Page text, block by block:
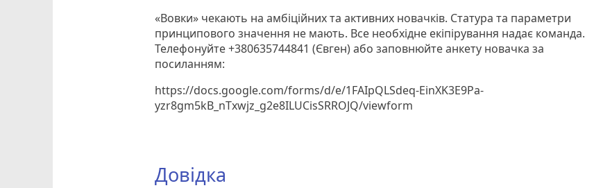
«Вовки» чекають на амбіційних та активних новачків. Статура та параметри
принципового значення не мають. Все необхідне екіпірування надає команда.
Телефонуйте +380635744841 (Євген) або заповнюйте анкету новачка за
посиланням:
https://docs.google.com/forms/d/e/1FAIpQLSdeq-EinXK3E9Pa-
yzr8gm5kB_nTxwjz_g2e8ILUCisSRROJQ/viewform
Довідка